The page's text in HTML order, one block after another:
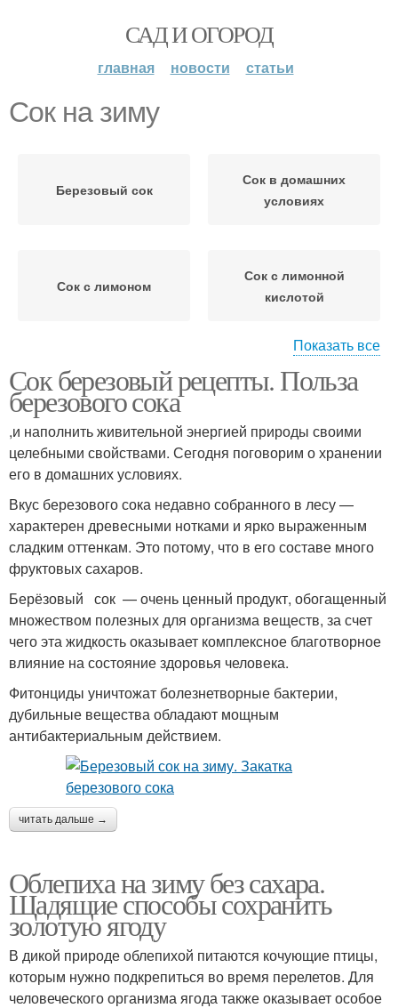
САД И ОГОРОД
главная новости статьи
Сок на зиму
Березовый сок
Сок в домашних
условиях
Сок с лимоном
Сок с лимонной
кислотой
Квас из березового
сока
Сок с изюмом
Облепиха на зиму
Сок без варки
Облепиховый сок Рецепт на зиму
Облепиха в
собственном соку
Сок с сахаром
Показать все
Сок березовый рецепты. Польза
березового сока
,и наполнить живительной энергией природы своими
целебными свойствами. Сегодня поговорим о хранении
его в домашних условиях.
Вкус березового сока недавно собранного в лесу —
характерен древесными нотками и ярко выраженным
сладким оттенкам. Это потому, что в его составе много
фруктовых сахаров.
Берёзовый сок — очень ценный продукт, обогащенный
множеством полезных для организма веществ, за счет
чего эта жидкость оказывает комплексное благотворное
влияние на состояние здоровья человека.
Фитонциды уничтожат болезнетворные бактерии,
дубильные вещества обладают мощным
антибактериальным действием.
читать дальше →
Облепиха на зиму без сахара.
Щадящие способы сохранить
золотую ягоду
В дикой природе облепихой питаются кочующие птицы,
которым нужно подкрепиться во время перелетов. Для
человеческого организма ягода также оказывает особое